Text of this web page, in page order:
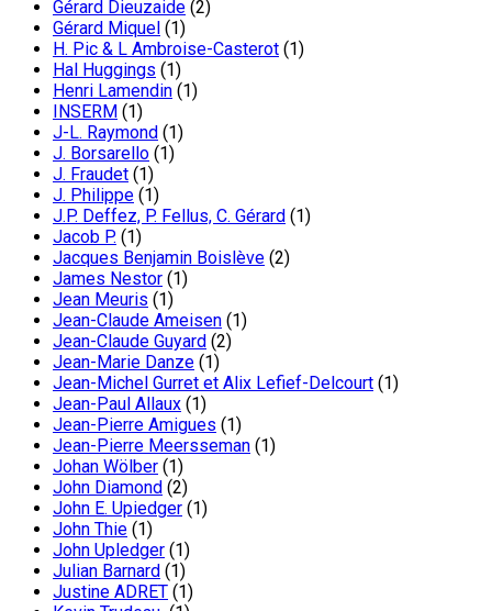
Gérard Dieuzaide (2)
Gérard Miquel (1)
H. Pic & L Ambroise-Casterot (1)
Hal Huggings (1)
Henri Lamendin (1)
INSERM (1)
J-L. Raymond (1)
J. Borsarello (1)
J. Fraudet (1)
J. Philippe (1)
J.P. Deffez, P. Fellus, C. Gérard (1)
Jacob P. (1)
Jacques Benjamin Boislève (2)
James Nestor (1)
Jean Meuris (1)
Jean-Claude Ameisen (1)
Jean-Claude Guyard (2)
Jean-Marie Danze (1)
Jean-Michel Gurret et Alix Lefief-Delcourt (1)
Jean-Paul Allaux (1)
Jean-Pierre Amigues (1)
Jean-Pierre Meersseman (1)
Johan Wölber (1)
John Diamond (2)
John E. Upiedger (1)
John Thie (1)
John Upledger (1)
Julian Barnard (1)
Justine ADRET (1)